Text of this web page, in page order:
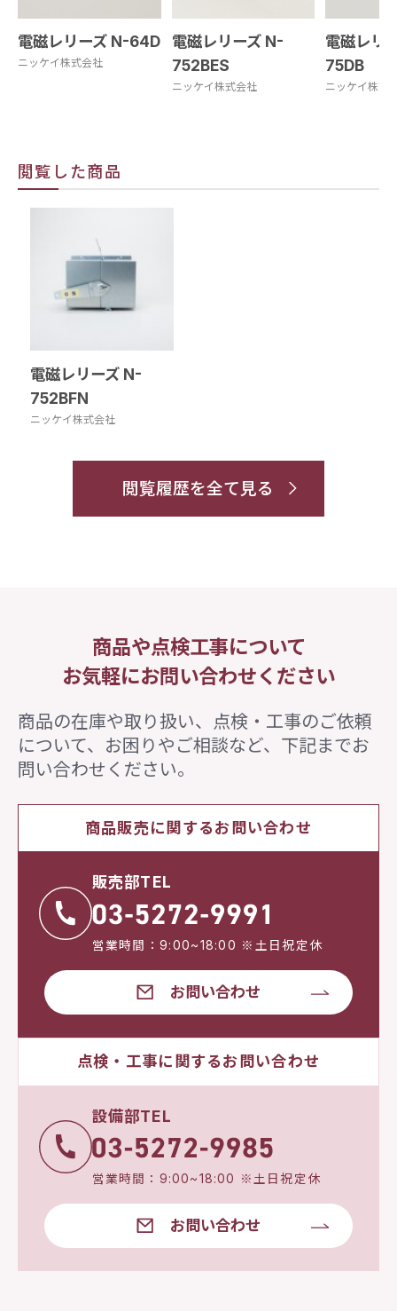
電磁レリーズ N-64D
ニッケイ株式会社
電磁レリーズ N-
752BES
ニッケイ株式会社
電磁レリ
75DB
ニッケイ株式
閲覧した商品
電磁レリーズ N-
752BFN
ニッケイ株式会社
閲覧履歴を全て見る
商品や点検工事について
お気軽にお問い合わせください
商品の在庫や取り扱い、点検・工事のご依頼
について、 お困りやご相談など、下記までお
問い合わせください。
商品販売に関するお問い合わせ
販売部TEL
営業時間：9:00~18:00 ※土日祝定休
お問い合わせ
点検・工事に関するお問い合わせ
設備部TEL
営業時間：9:00~18:00 ※土日祝定休
お問い合わせ